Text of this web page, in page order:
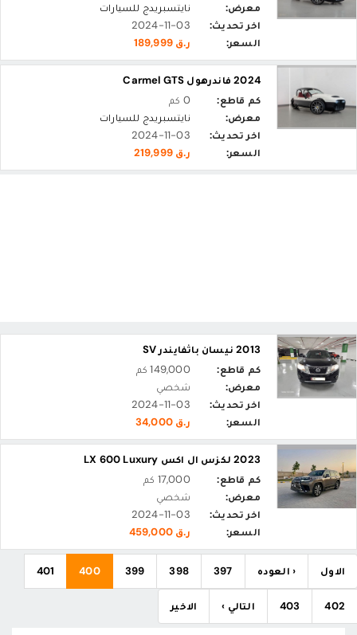
معرض:
نايتسبريدج للسيارات
اخر تحديث:
2024-11-03
السعر:
ر.ق 189,999
2024 فاندرهول Carmel GTS
كم قاطع:
0 كم
معرض:
نايتسبريدج للسيارات
اخر تحديث:
2024-11-03
السعر:
ر.ق 219,999
2013 نيسان باثفايندر SV
كم قاطع:
149,000 كم
معرض:
شخصي
اخر تحديث:
2024-11-03
السعر:
ر.ق 34,000
2023 لكزس ال اكس LX 600 Luxury
كم قاطع:
17,000 كم
معرض:
شخصي
اخر تحديث:
2024-11-03
السعر:
ر.ق 459,000
الاول ‹ العوده 397
398
399
400
401
402
403 التالي › الاخير